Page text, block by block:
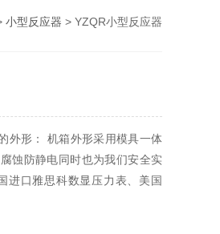
小型反应器 > YZQR小型反应器
外形： 机箱外形采用模具一体
蚀防静电同时也为我们安全实
进口雅思科数显压力表、美国
线；